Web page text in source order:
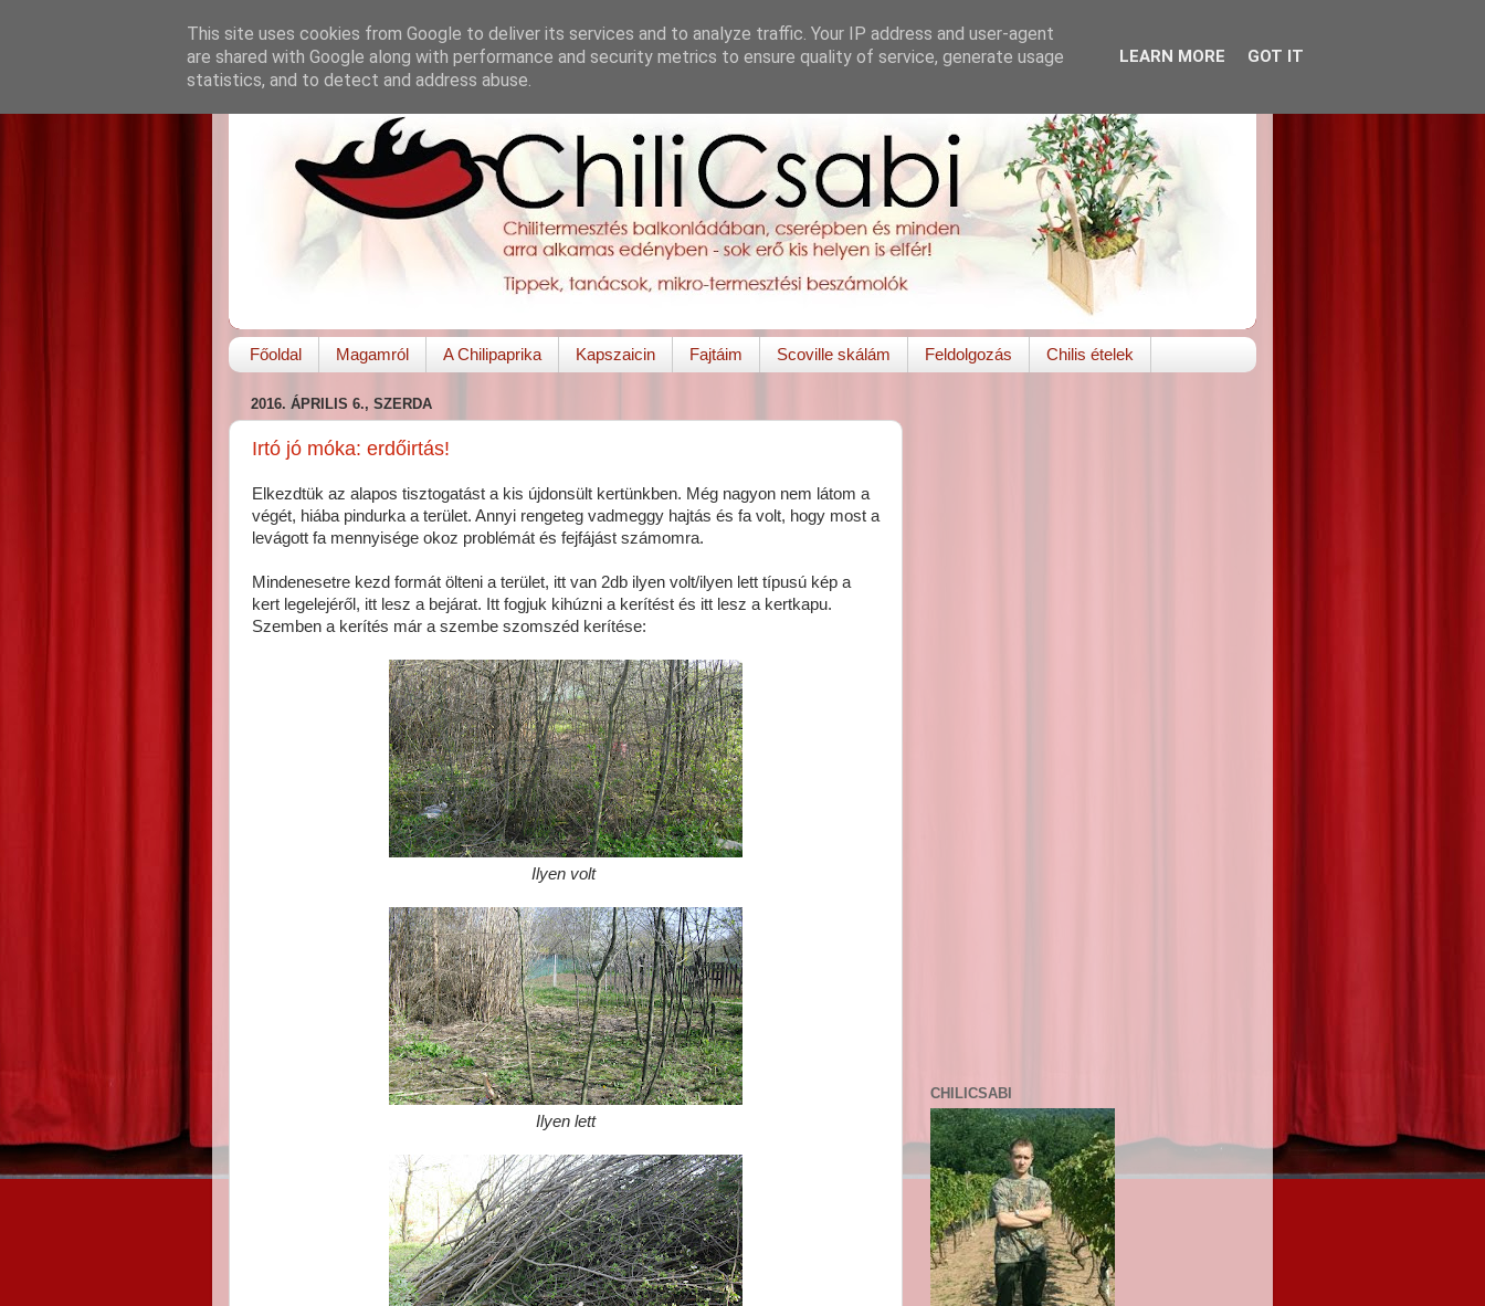
Főoldal Magamról A Chilipaprika Kapszaicin Fajtáim Scoville skálám Feldolgozás Chilis ételek
2016. ÁPRILIS 6., SZERDA
Irtó jó móka: erdőirtás!
Elkezdtük az alapos tisztogatást a kis újdonsült kertünkben. Még nagyon nem látom a
végét, hiába pindurka a terület. Annyi rengeteg vadmeggy hajtás és fa volt, hogy most a
levágott fa mennyisége okoz problémát és fejfájást számomra.
Mindenesetre kezd formát ölteni a terület, itt van 2db ilyen volt/ilyen lett típusú kép a
kert legelejéről, itt lesz a bejárat. Itt fogjuk kihúzni a kerítést és itt lesz a kertkapu.
Szemben a kerítés már a szembe szomszéd kerítése:
Ilyen volt
Ilyen lett
CHILICSABI
This site uses cookies from Google to deliver its services and to analyze traffic. Your IP address and user-agent
are shared with Google along with performance and security metrics to ensure quality of service, generate usage
statistics, and to detect and address abuse.
LEARN MORE GOT IT